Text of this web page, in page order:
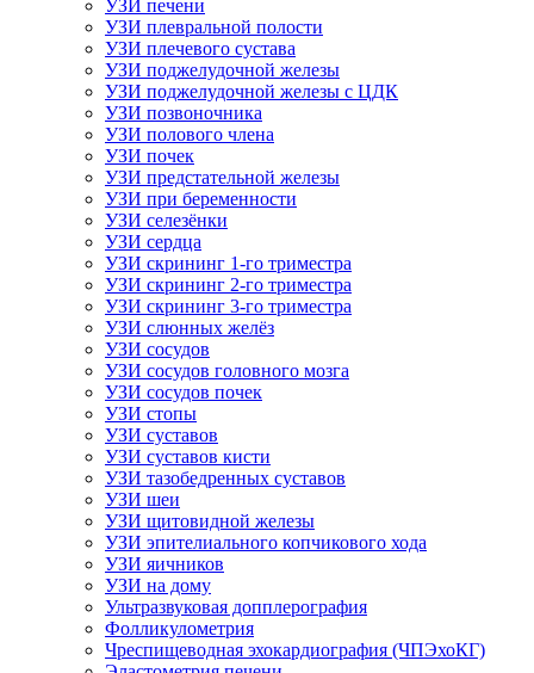
УЗИ печени
УЗИ плевральной полости
УЗИ плечевого сустава
УЗИ поджелудочной железы
УЗИ поджелудочной железы с ЦДК
УЗИ позвоночника
УЗИ полового члена
УЗИ почек
УЗИ предстательной железы
УЗИ при беременности
УЗИ селезёнки
УЗИ сердца
УЗИ скрининг 1-го триместра
УЗИ скрининг 2-го триместра
УЗИ скрининг 3-го триместра
УЗИ слюнных желёз
УЗИ сосудов
УЗИ сосудов головного мозга
УЗИ сосудов почек
УЗИ стопы
УЗИ суставов
УЗИ суставов кисти
УЗИ тазобедренных суставов
УЗИ шеи
УЗИ щитовидной железы
УЗИ эпителиального копчикового хода
УЗИ яичников
УЗИ на дому
Ультразвуковая допплерография
Фолликулометрия
Чреспищеводная эхокардиография (ЧПЭхоКГ)